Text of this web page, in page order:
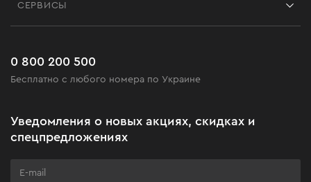
Черная пятница
Клуб мастерства
Часто задаваемые вопросы
СЕРВИСЫ
0 800 200 500
Бесплатно с любого номера по Украине
Уведомления о новых акциях, скидках и
спецпредложениях